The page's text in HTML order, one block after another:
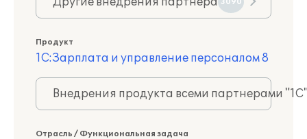
Продукт
1С:Зарплата и управление персоналом 8
Внедрения продукта всеми партнерами
Отрасль / Функциональная задача